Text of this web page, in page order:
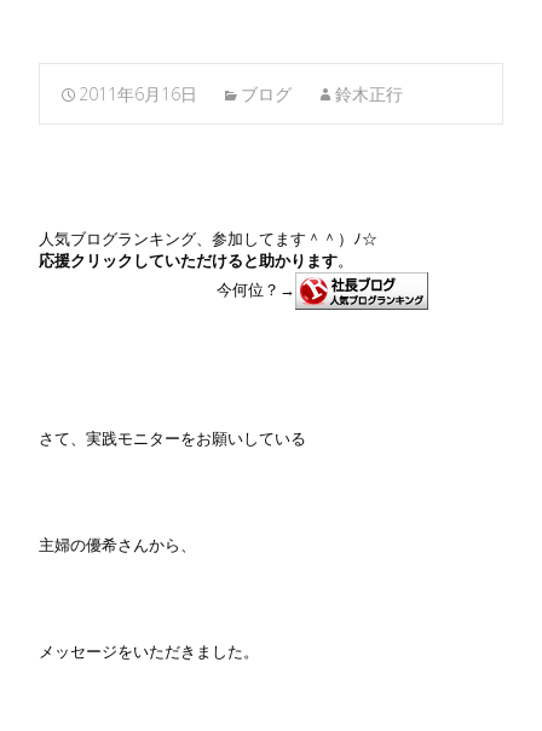
2011年6月16日 ブログ 鈴木正行
人気ブログランキング、参加してます＾＾）ﾉ☆
応援クリックしていただけると助かります。
今何位 ？ →
さて、実践モニターをお願いしている
主婦の優希さんから、
メッセージをいただきました。